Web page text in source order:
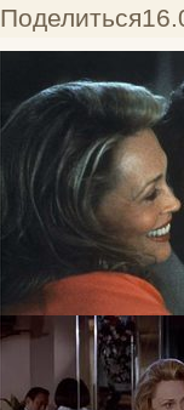
Поделиться